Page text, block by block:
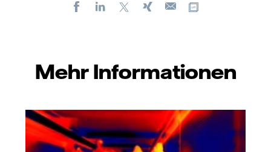
FacebookLinkedIn Xing
E-
Mehr Informationen